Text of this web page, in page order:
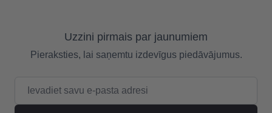
Uzzini pirmais par jaunumiem
Pieraksties, lai saņemtu izdevīgus piedāvājumus.